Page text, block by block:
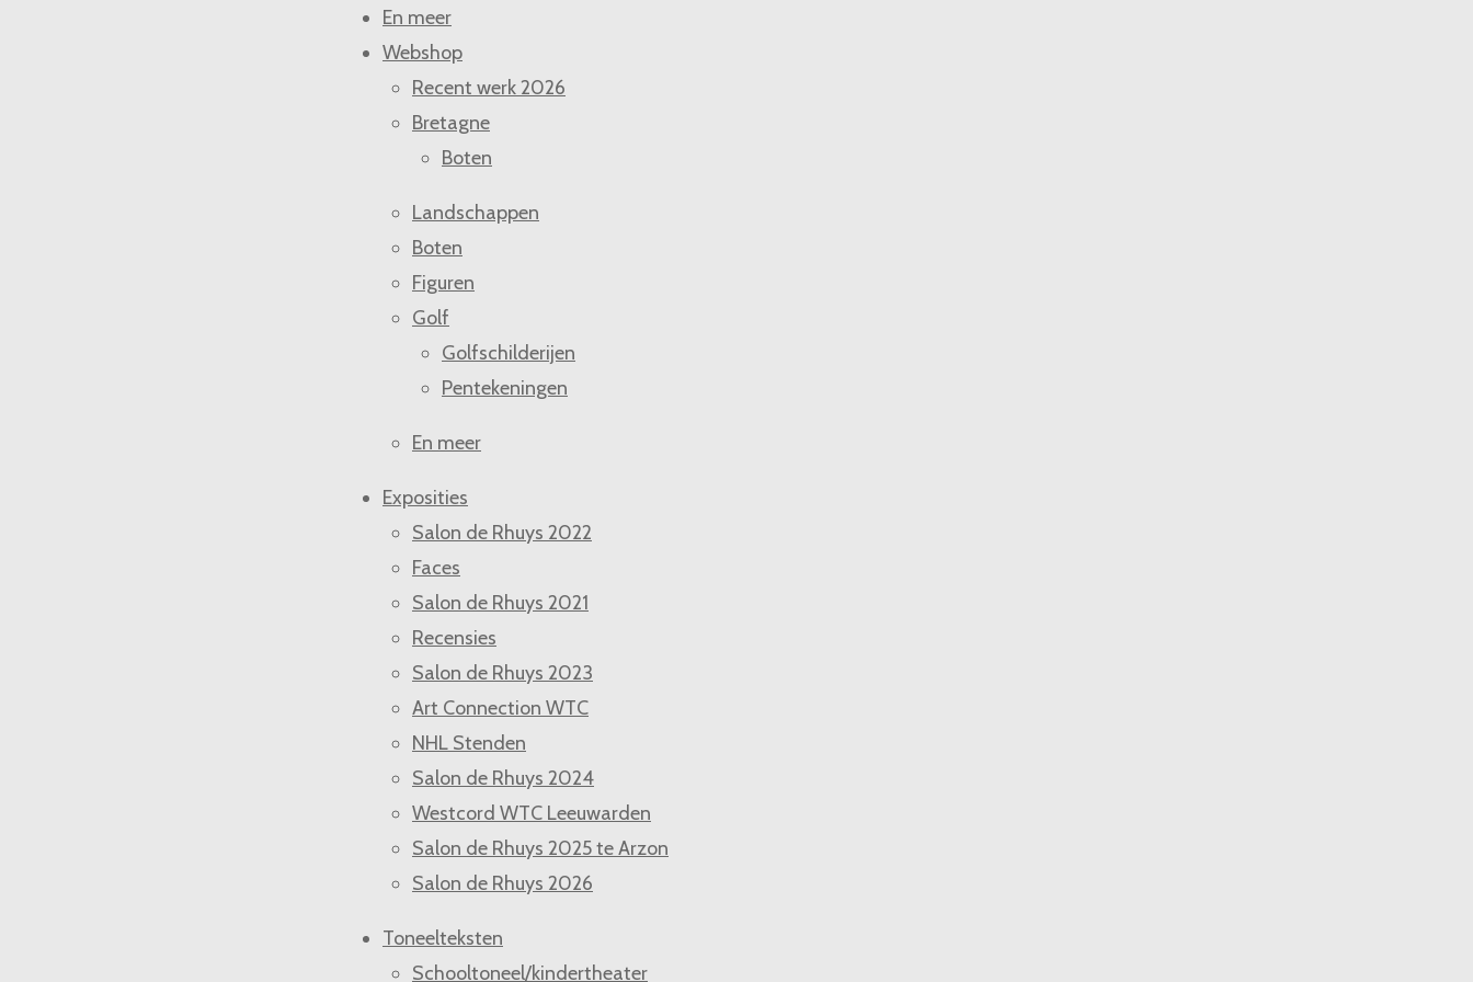
En meer
Webshop
Recent werk 2026
Bretagne
Boten
Landschappen
Boten
Figuren
Golf
Golfschilderijen
Pentekeningen
En meer
Exposities
Salon de Rhuys 2022
Faces
Salon de Rhuys 2021
Recensies
Salon de Rhuys 2023
Art Connection WTC
NHL Stenden
Salon de Rhuys 2024
Westcord WTC Leeuwarden
Salon de Rhuys 2025 te Arzon
Salon de Rhuys 2026
Toneelteksten
Schooltoneel/kindertheater